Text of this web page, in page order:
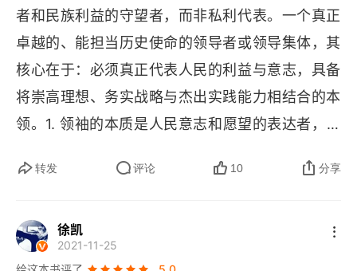
“只唱一出《香山记》”
感悟七千人大会的开法
行文言事的繁与简
干部团队的“和而不同”
“出主意，用干部”
者和民族利益的守望者，而非私利代表。一个真正
卓越的、能担当历史使命的领导者或领导集体，其
核心在于：必须真正代表人民的利益与意志，具备
将崇高理想、务实战略与杰出实践能力相结合的本
领。1. 领袖的本质是人民意志和愿望的表达者，是
真正的带头人，就得代表老百姓的心声，守护国家
的船长。好船长心里装的是整条船的安全和目的地
转发 评论 10 分享
徐凯
2021-11-25